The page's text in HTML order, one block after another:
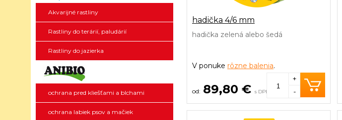
hadička 4/6 mm
hadička zelená alebo šedá
V ponuke rôzne balenia.
89,80 € s DPH
+
-
Akvarijné rastliny
Rastliny do terárií, paludárií
Rastliny do jazierka
ochrana pred kliešťami a blchami
ochrana labiek psov a mačiek